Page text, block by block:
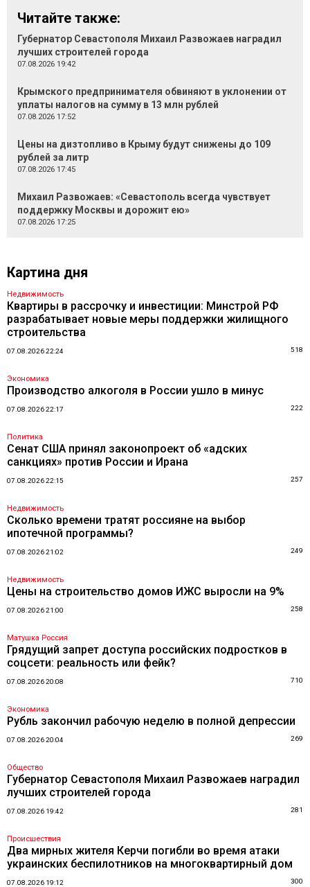
Читайте также:
Губернатор Севастополя Михаил Развожаев наградил
лучших строителей города
07.08.2026 19:42
Крымского предпринимателя обвиняют в уклонении от
уплаты налогов на сумму в 13 млн рублей
07.08.2026 17:52
Цены на дизтопливо в Крыму будут снижены до 109
рублей за литр
07.08.2026 17:45
Михаил Развожаев: «Севастополь всегда чувствует
поддержку Москвы и дорожит ею»
07.08.2026 17:25
Картина дня
Недвижимость
Квартиры в рассрочку и инвестиции: Минстрой РФ
разрабатывает новые меры поддержки жилищного
строительства
07.08.2026 22:24 518
Экономика
Производство алкоголя в России ушло в минус
07.08.2026 22:17 222
Политика
Сенат США принял законопроект об «адских
санкциях» против России и Ирана
07.08.2026 22:15 257
Недвижимость
Сколько времени тратят россияне на выбор
ипотечной программы?
07.08.2026 21:02 249
Недвижимость
Цены на строительство домов ИЖС выросли на 9%
07.08.2026 21:00 258
Матушка Россия
Грядущий запрет доступа российских подростков в
соцсети: реальность или фейк?
07.08.2026 20:08 710
Экономика
Рубль закончил рабочую неделю в полной депрессии
07.08.2026 20:04 269
Общество
Губернатор Севастополя Михаил Развожаев наградил
лучших строителей города
07.08.2026 19:42 281
Происшествия
Два мирных жителя Керчи погибли во время атаки
украинских беспилотников на многоквартирный дом
07.08.2026 19:12 300